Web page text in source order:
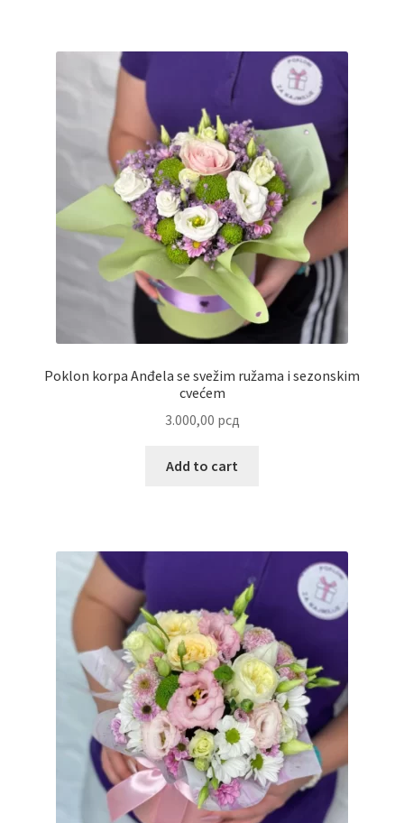
Slatkiši
Special people
Poklon korpa Anđela se svežim ružama i sezonskim
cvećem
3.000,00 рсд
Add to cart